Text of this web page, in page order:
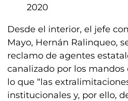
2020
Desde el interior, el jefe
Mayo, Hernán Ralinqueo,
reclamo de agentes
canalizado por los mandos
lo que “las
institucionales y, por ello,